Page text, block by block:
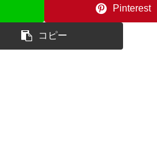
Pinterest
コピー